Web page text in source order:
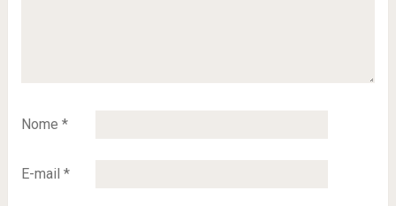
Nome *
E-mail *